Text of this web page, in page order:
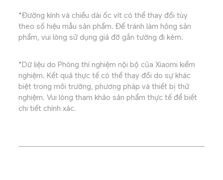
*Đường kính và chiều dài ốc vít có thể thay đổi tùy
theo số hiệu mẫu sản phẩm. Để tránh làm hỏng sản
phẩm, vui lòng sử dụng giá đỡ gắn tường đi kèm.
*Dữ liệu do Phòng thí nghiệm nội bộ của Xiaomi kiểm
nghiệm. Kết quả thực tế có thể thay đổi do sự khác
biệt trong môi trường, phương pháp và thiết bị thử
nghiệm. Vui lòng tham khảo sản phẩm thực tế để biết
chi tiết chính xác.